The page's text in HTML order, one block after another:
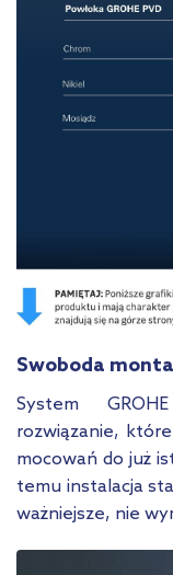
Swoboda
System
rozwiązanie,
mocowań do już
temu instalacja
ważniejsze, nie